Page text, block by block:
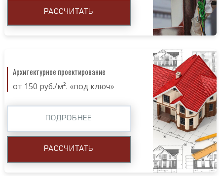
РАССЧИТАТЬ
Архитектурное проектирование
от 150 руб./м². «под ключ»
ПОДРОБНЕЕ
РАССЧИТАТЬ